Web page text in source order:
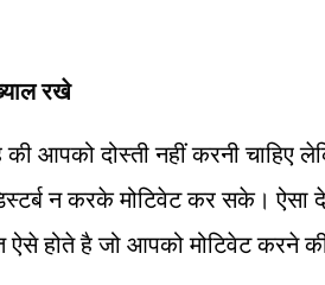
रखे
आपको दोस्ती नहीं करनी
न करके मोटिवेट कर सके।
ऐसे होते है जो आपको मोटिवेट करने